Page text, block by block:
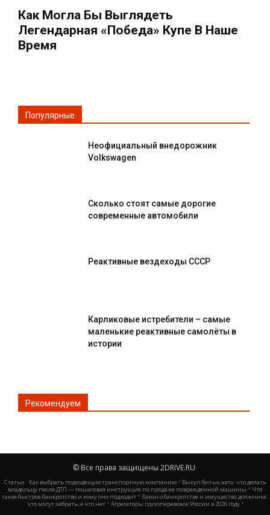
Как Могла Бы Выглядеть
Легендарная «Победа» Купе В Наше
Время
Популярные
Неофициальный внедорожник
Volkswagen
Сколько стоят самые дорогие
современные автомобили
Реактивные вездеходы СССР
Карликовые истребители – самые
маленькие реактивные самолёты в
истории
Рекомендуем
© Все права защищены 2DRIVE.RU
Статьи : Как выбрать подходящую транспортную компанию· Выкуп битых авто: что делать
владельцу после ДТП — пошаговая инструкция по продаже поврежденной машины· Что
такое быстрое банкротство и кому оно подходит · Закон о банкротстве и имущество должника:
что могут забрать, а что нет· Агрегаторы грузоперевозок России в 2026 году·